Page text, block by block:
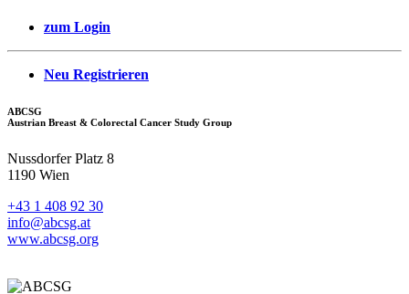
zum Login
Neu Registrieren
ABCSG
Austrian Breast & Colorectal Cancer Study Group
Nussdorfer Platz 8
1190 Wien
+43 1 408 92 30
info@abcsg.at
www.abcsg.org